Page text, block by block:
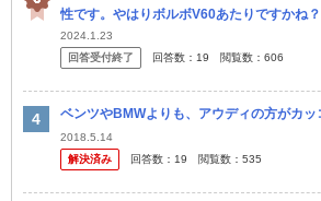
性です。やはりボルボV60あたりですかね？
2024.1.23
回答受付終了
回答数： 19 閲覧数： 606
ベンツやBMWよりも、アウディの方がカッ
2018.5.14
解決済み
回答数： 19 閲覧数： 535